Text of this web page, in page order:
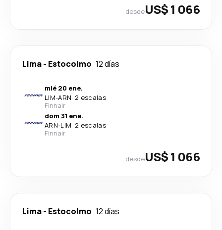
desdeUS$ 1 066
Lima- Estocolmo 12 días
mié 20 ene.
LIM-ARN· 2 escalas
Finnair
dom 31 ene.
ARN-LIM· 2 escalas
Finnair
desdeUS$ 1 066
Lima- Estocolmo 12 días